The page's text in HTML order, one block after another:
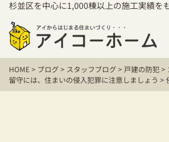
杉並区を中心に1,000棟以上の施工実績を
HOME
アイコーホームの家
HOME> ブログ> スタッフブログ> 戸建の防犯>
留守には、住まいの侵入犯罪に注意しましょう >